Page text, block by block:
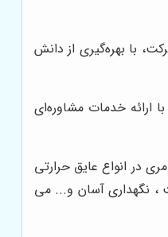
با بهره‌گیری از دانش
ارائه خدمات مشاوره‌ای
داشتن فویل برای عایق الاستومری در انواع عایق حرارتی
، نگهداری آسان و... می